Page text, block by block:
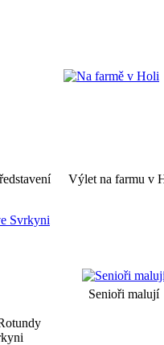
Výlet na farmu v
Senioři malují